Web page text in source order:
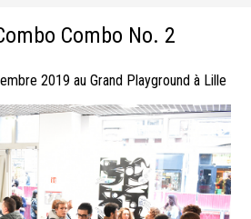
Combo No. 2
2019 au Grand Playground à Lille